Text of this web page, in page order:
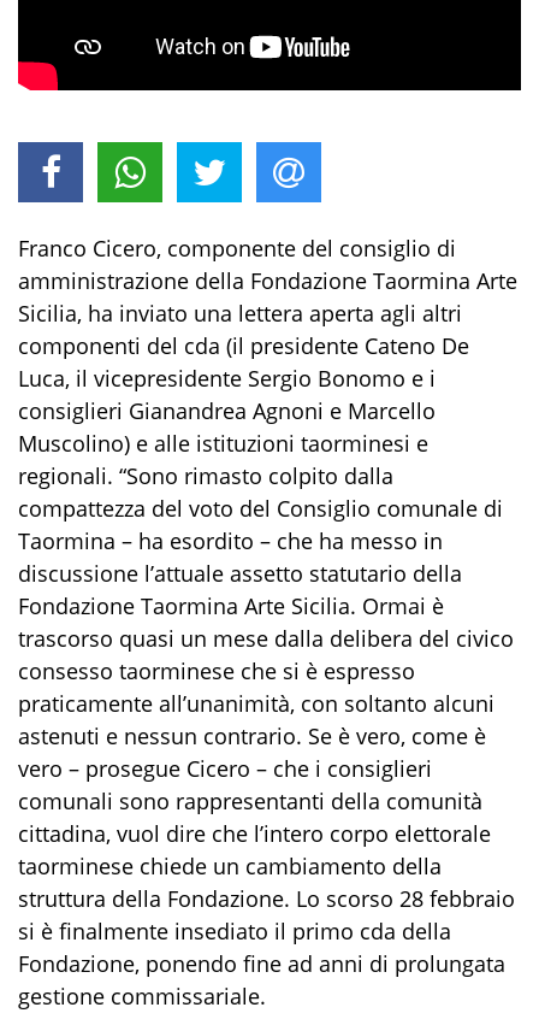
Franco Cicero, componente del consiglio di
amministrazione della Fondazione Taormina Arte
Sicilia, ha inviato una lettera aperta agli altri
componenti del cda (il presidente Cateno De
Luca, il vicepresidente Sergio Bonomo e i
consiglieri Gianandrea Agnoni e Marcello
Muscolino) e alle istituzioni taorminesi e
regionali. “Sono rimasto colpito dalla
compattezza del voto del Consiglio comunale di
Taormina – ha esordito – che ha messo in
discussione l’attuale assetto statutario della
Fondazione Taormina Arte Sicilia. Ormai è
trascorso quasi un mese dalla delibera del civico
consesso taorminese che si è espresso
praticamente all’unanimità, con soltanto alcuni
astenuti e nessun contrario. Se è vero, come è
vero – prosegue Cicero – che i consiglieri
comunali sono rappresentanti della comunità
cittadina, vuol dire che l’intero corpo elettorale
taorminese chiede un cambiamento della
struttura della Fondazione. Lo scorso 28 febbraio
si è finalmente insediato il primo cda della
Fondazione, ponendo fine ad anni di prolungata
gestione commissariale.